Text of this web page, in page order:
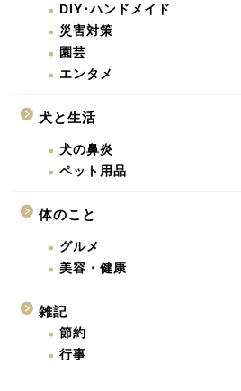
DIY･ハンドメイド
災害対策
園芸
エンタメ
犬と生活
犬の鼻炎
ペット用品
体のこと
グルメ
美容・健康
雑記
節約
行事